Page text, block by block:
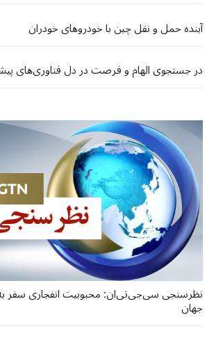
آینده حمل‌ و نقل چین با خودروهای خودران
در جستجوی الهام و فرصت در دل فناوری‌های
نظرسنجی سی‌جی‌تی‌ان: محبوبیت انفجاری سفر
جهان